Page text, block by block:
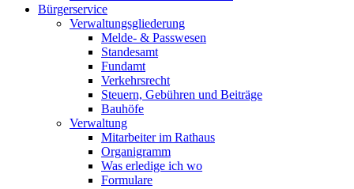
Bürgerservice
Verwaltungsgliederung
Melde- & Passwesen
Standesamt
Fundamt
Verkehrsrecht
Steuern, Gebühren und Beiträge
Bauhöfe
Verwaltung
Mitarbeiter im Rathaus
Organigramm
Was erledige ich wo
Formulare